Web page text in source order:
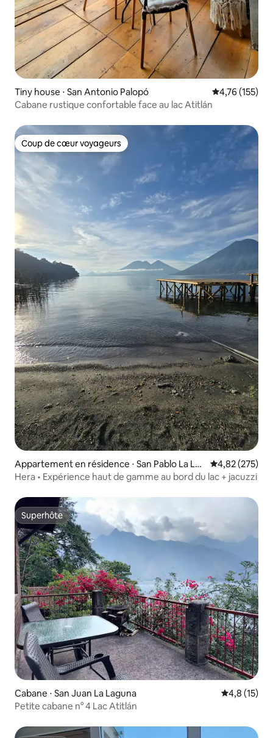
Tiny house ⋅ San Antonio Palopó Évaluation
4,76 (155)
Cabane rustique confortable face au lac Atitlán
Coup de cœur voyageurs
Coup de cœur voyageurs
Appartement en résidence ⋅ San Pablo La Lag
una
Évaluation
4,82 (275)
Hera • Expérience haut de gamme au bord du lac + jacuzzi
Superhôte
Superhôte
Cabane ⋅ San Juan La Laguna Évaluation
4,8 (15)
Petite cabane n° 4 Lac Atitlán